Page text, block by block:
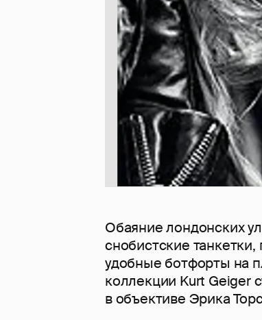
Обаяние лондонских
снобистские
удобные ботфорты на
коллекции Kurt Geiger
в объективе Эрика